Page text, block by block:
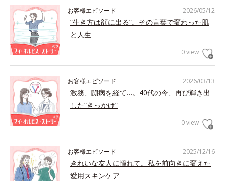
2026/05/12
お客様エピソード
”生き方は顔に出る”。その言葉で変わった肌
と人生
0 view
2026/03/13
お客様エピソード
激務、闘病を経て…。40代の今、再び輝き出
した“きっかけ”
0 view
2025/12/16
お客様エピソード
きれいな友人に憧れて。私を前向きに変えた
愛用スキンケア